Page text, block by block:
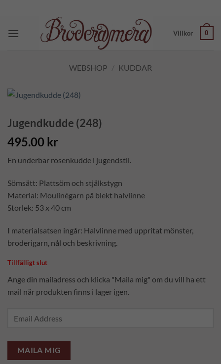
content
Villkor 0
WEBSHOP / KUDDAR
Jugendkudde (248)
495.00 kr
En underbar rosenkudde i jugendstil.
Sömsätt: Plattsöm och stjälkstygn
Material: Moulinégarn på blekt halvlinne
Storlek: 53 x 40 cm
I materialsatsen ingår: Halvlinne med uppritat mönster,
broderigarn, nål och beskrivning.
Tillfälligt slut
Ange din mailadress och klicka "Maila mig" om du vill ha ett
mail när produkten finns i lager igen.
address
to
MAILA MIG